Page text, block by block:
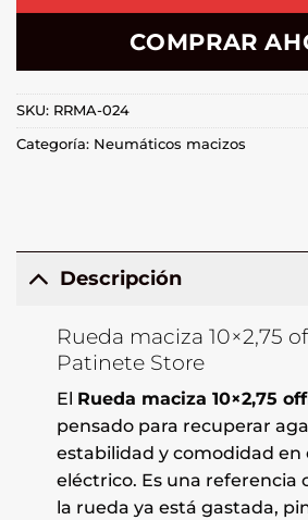
COMPRAR
SKU: RRMA-024
Categoría: Neumáticos macizos
Descripción
Rueda maciza 10×2,75
Patinete Store
El Rueda maciza 10×2,75
pensado para recuperar
estabilidad y comodidad en
eléctrico. Es una referencia
la rueda ya está gastada,